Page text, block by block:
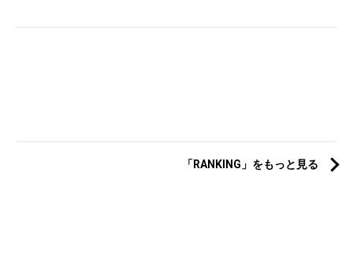
「RANKING」をもっと見る